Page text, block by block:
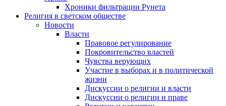
Хроники фильтрации Рунета
Религия в светском обществе
Новости
Власти
Правовое регулирование
Покровительство властей
Чувства верующих
Участие в выборах и в политической
жизни
Дискуссии о религии и власти
Дискуссии о религии и праве